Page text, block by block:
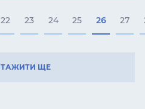
22 23 24 25 26 27
ЩЕ